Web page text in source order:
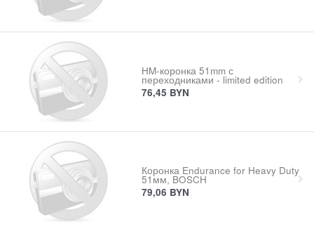
HM-коронка 51mm с
переходниками - limited edition
76,45 BYN
Коронка Endurance for Heavy Duty
51мм, BOSCH
79,06 BYN